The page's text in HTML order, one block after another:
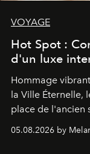
VOYAGE
Hot Spot :
d'un luxe
Hommage
la Ville Éternelle,
place de l'ancien
de vivre Romain
05.08.2026 by